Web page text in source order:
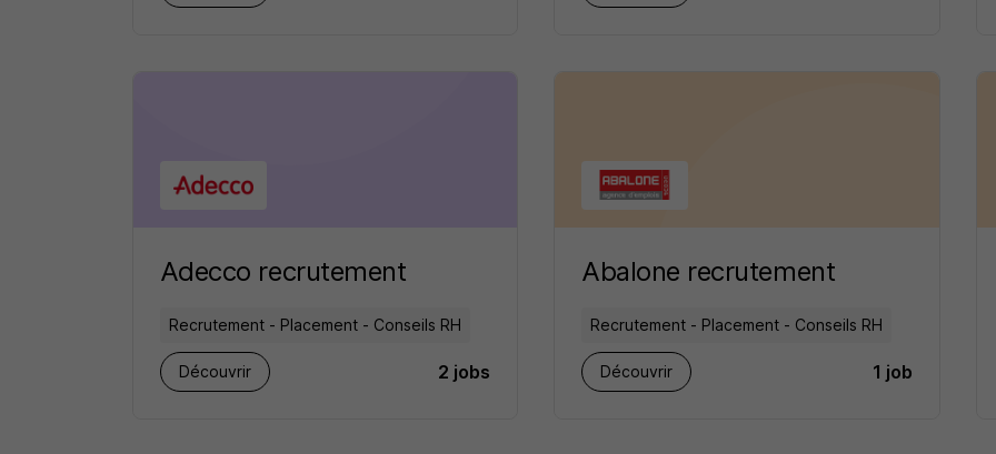
Adecco recrutement
Recrutement - Placement - Conseils RH
Découvrir 2 jobs
Abalone recrutement
Recrutement - Placement - Conseils RH
Découvrir 1 job